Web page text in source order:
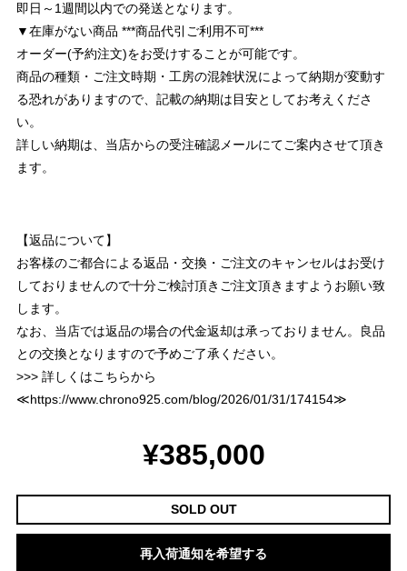
即日～1週間以内での発送となります。
▼在庫がない商品 ***商品代引ご利用不可***
オーダー(予約注文)をお受けすることが可能です。
商品の種類・ご注文時期・工房の混雑状況によって納期が変動す
る恐れがありますので、記載の納期は目安としてお考えくださ
い。
詳しい納期は、当店からの受注確認メールにてご案内させて頂き
ます。
【返品について】
お客様のご都合による返品・交換・ご注文のキャンセルはお受け
しておりませんので十分ご検討頂きご注文頂きますようお願い致
します。
なお、当店では返品の場合の代金返却は承っておりません。良品
との交換となりますので予めご了承ください。
>>> 詳しくはこちらから
≪https://www.chrono925.com/blog/2026/01/31/174154≫
¥385,000
SOLD OUT
再入荷通知を希望する